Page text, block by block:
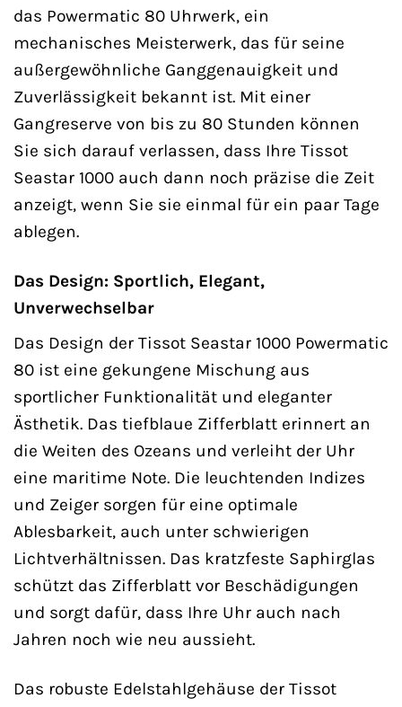
das Powermatic 80 Uhrwerk, ein
mechanisches Meisterwerk, das für seine
außergewöhnliche Ganggenauigkeit und
Zuverlässigkeit bekannt ist. Mit einer
Gangreserve von bis zu 80 Stunden können
Sie sich darauf verlassen, dass Ihre Tissot
Seastar 1000 auch dann noch präzise die Zeit
anzeigt, wenn Sie sie einmal für ein paar Tage
ablegen.
Das Design: Sportlich, Elegant,
Unverwechselbar
Das Design der Tissot Seastar 1000 Powermatic
80 ist eine gekungene Mischung aus
sportlicher Funktionalität und eleganter
Ästhetik. Das tiefblaue Zifferblatt erinnert an
die Weiten des Ozeans und verleiht der Uhr
eine maritime Note. Die leuchtenden Indizes
und Zeiger sorgen für eine optimale
Ablesbarkeit, auch unter schwierigen
Lichtverhältnissen. Das kratzfeste Saphirglas
schützt das Zifferblatt vor Beschädigungen
und sorgt dafür, dass Ihre Uhr auch nach
Jahren noch wie neu aussieht.
Das robuste Edelstahlgehäuse der Tissot